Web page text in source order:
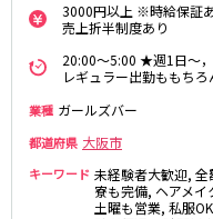
3000円以上 ※時給保
売上折半制度あり
20:00～5:00 ★週1日～
レギュラー出勤ももち
業種 ガールズバー
都道府県 大阪市
キーワード 未経験者大歓迎,
寮も完備, ヘアメ
土曜も営業, 私服
中和
滋賀県
草津
彦根
東近江
上新庄駅
JR奈良線
奈良駅
京阪本線
祇園四条駅